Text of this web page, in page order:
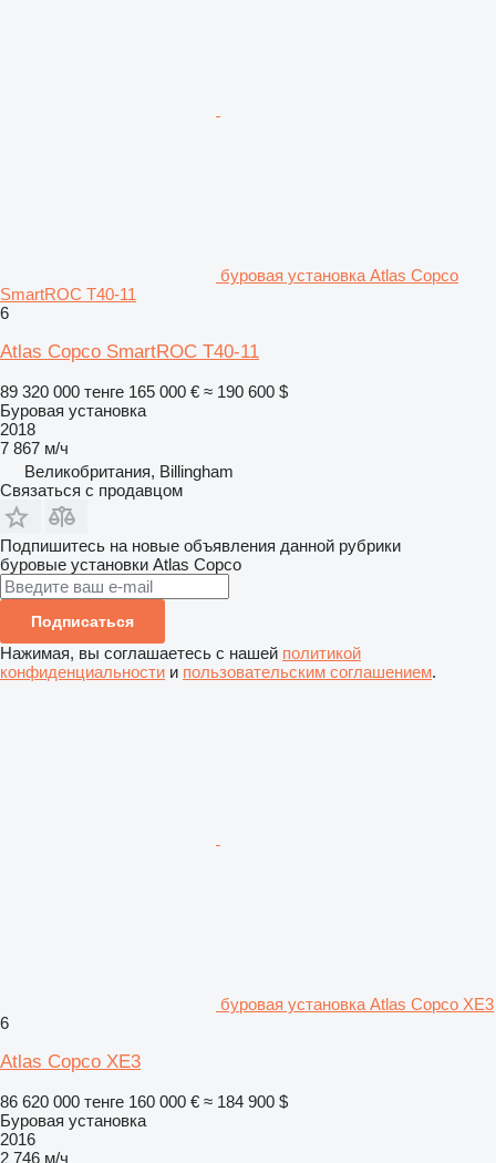
буровая установка Atlas Copco
SmartROC T40-11
6
Atlas Copco SmartROC T40-11
89 320 000 тенге 165 000 € ≈ 190 600 $
Буровая установка
2018
7 867 м/ч
Великобритания, Billingham
Связаться с продавцом
Подпишитесь на новые объявления данной рубрики
буровые установки Atlas Copco
Подписаться
Нажимая, вы соглашаетесь с нашей политикой
конфиденциальности и пользовательским соглашением.
буровая установка Atlas Copco XE3
6
Atlas Copco XE3
86 620 000 тенге 160 000 € ≈ 184 900 $
Буровая установка
2016
2 746 м/ч